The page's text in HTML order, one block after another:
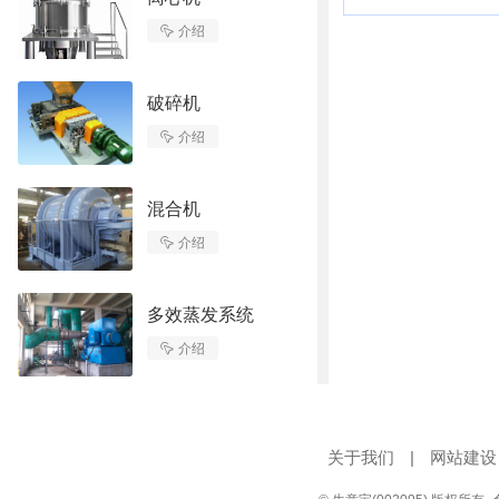
 介绍
破碎机
 介绍
混合机
 介绍
多效蒸发系统
 介绍
关于我们 | 网站建设